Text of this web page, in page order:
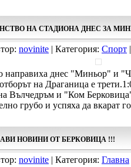
НА СТАДИОНА ДНЕС ЗА
novinite | Категория: Спорт
направиха днес "Миньор" и
на Драганица е
Вълчедръм и "Ком
грубо и успяха да вкарат
НОВИНИ ОТ БЕРКОВИЦА !!!
novinite | Категория: Главна